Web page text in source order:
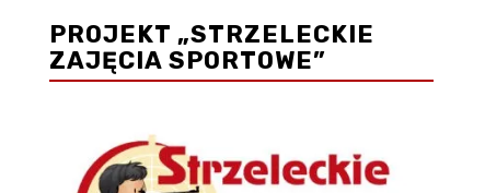
PROJEKT „STRZELECKIE
ZAJĘCIA SPORTOWE”